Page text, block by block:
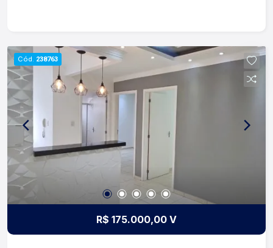
Cód. 238763
R$ 175.000,00 V